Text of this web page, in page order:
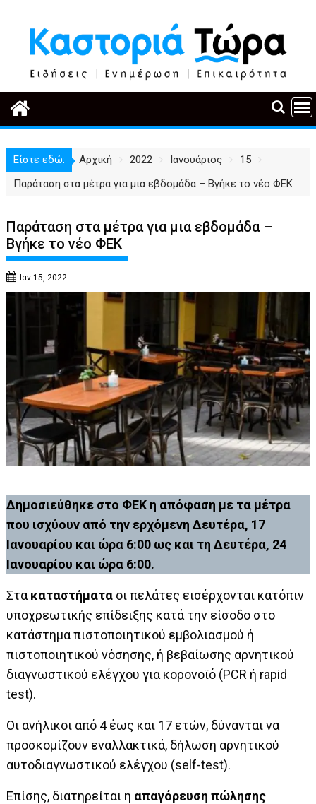
περιεχόμενο
Είστε εδώ: Αρχική 2022 Ιανουάριος
15
Παράταση στα μέτρα για μια εβδομάδα – Βγήκε το νέο ΦΕΚ
Παράταση στα μέτρα για μια εβδομάδα –
Βγήκε το νέο ΦΕΚ
Ιαν 15, 2022
Δημοσιεύθηκε στο ΦΕΚ η απόφαση με τα μέτρα
που ισχύουν από την ερχόμενη Δευτέρα, 17
Ιανουαρίου και ώρα 6:00 ως και τη Δευτέρα, 24
Ιανουαρίου και ώρα 6:00.
Στα καταστήματα οι πελάτες εισέρχονται κατόπιν
υποχρεωτικής επίδειξης κατά την είσοδο στο
κατάστημα πιστοποιητικού εμβολιασμού ή
πιστοποιητικού νόσησης, ή βεβαίωσης αρνητικού
διαγνωστικού ελέγχου για κορονοϊό (PCR ή rapid
test).
Οι ανήλικοι από 4 έως και 17 ετών, δύνανται να
προσκομίζουν εναλλακτικά, δήλωση αρνητικού
αυτοδιαγνωστικού ελέγχου (self-test).
Επίσης, διατηρείται η απαγόρευση πώλησης